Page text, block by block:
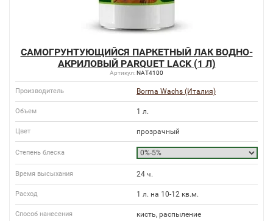
САМОГРУНТУЮЩИЙСЯ ПАРКЕТНЫЙ ЛАК ВОДНО-
АКРИЛОВЫЙ PARQUET LACK (1 Л)
Артикул:NAT4100
Производитель Borma Wachs (Италия)
Объем 1 л.
Цвет прозрачный
Степень блеска
Время высыхания 24 ч.
Расход 1 л. на 10-12 кв.м.
Способ нанесения кисть, распыление